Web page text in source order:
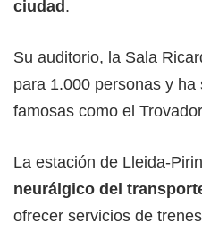
ciudad.
Su auditorio, la Sala
para 1.000 personas y
famosas como el
La estación de Lleida-
neurálgico del
ofrecer servicios de